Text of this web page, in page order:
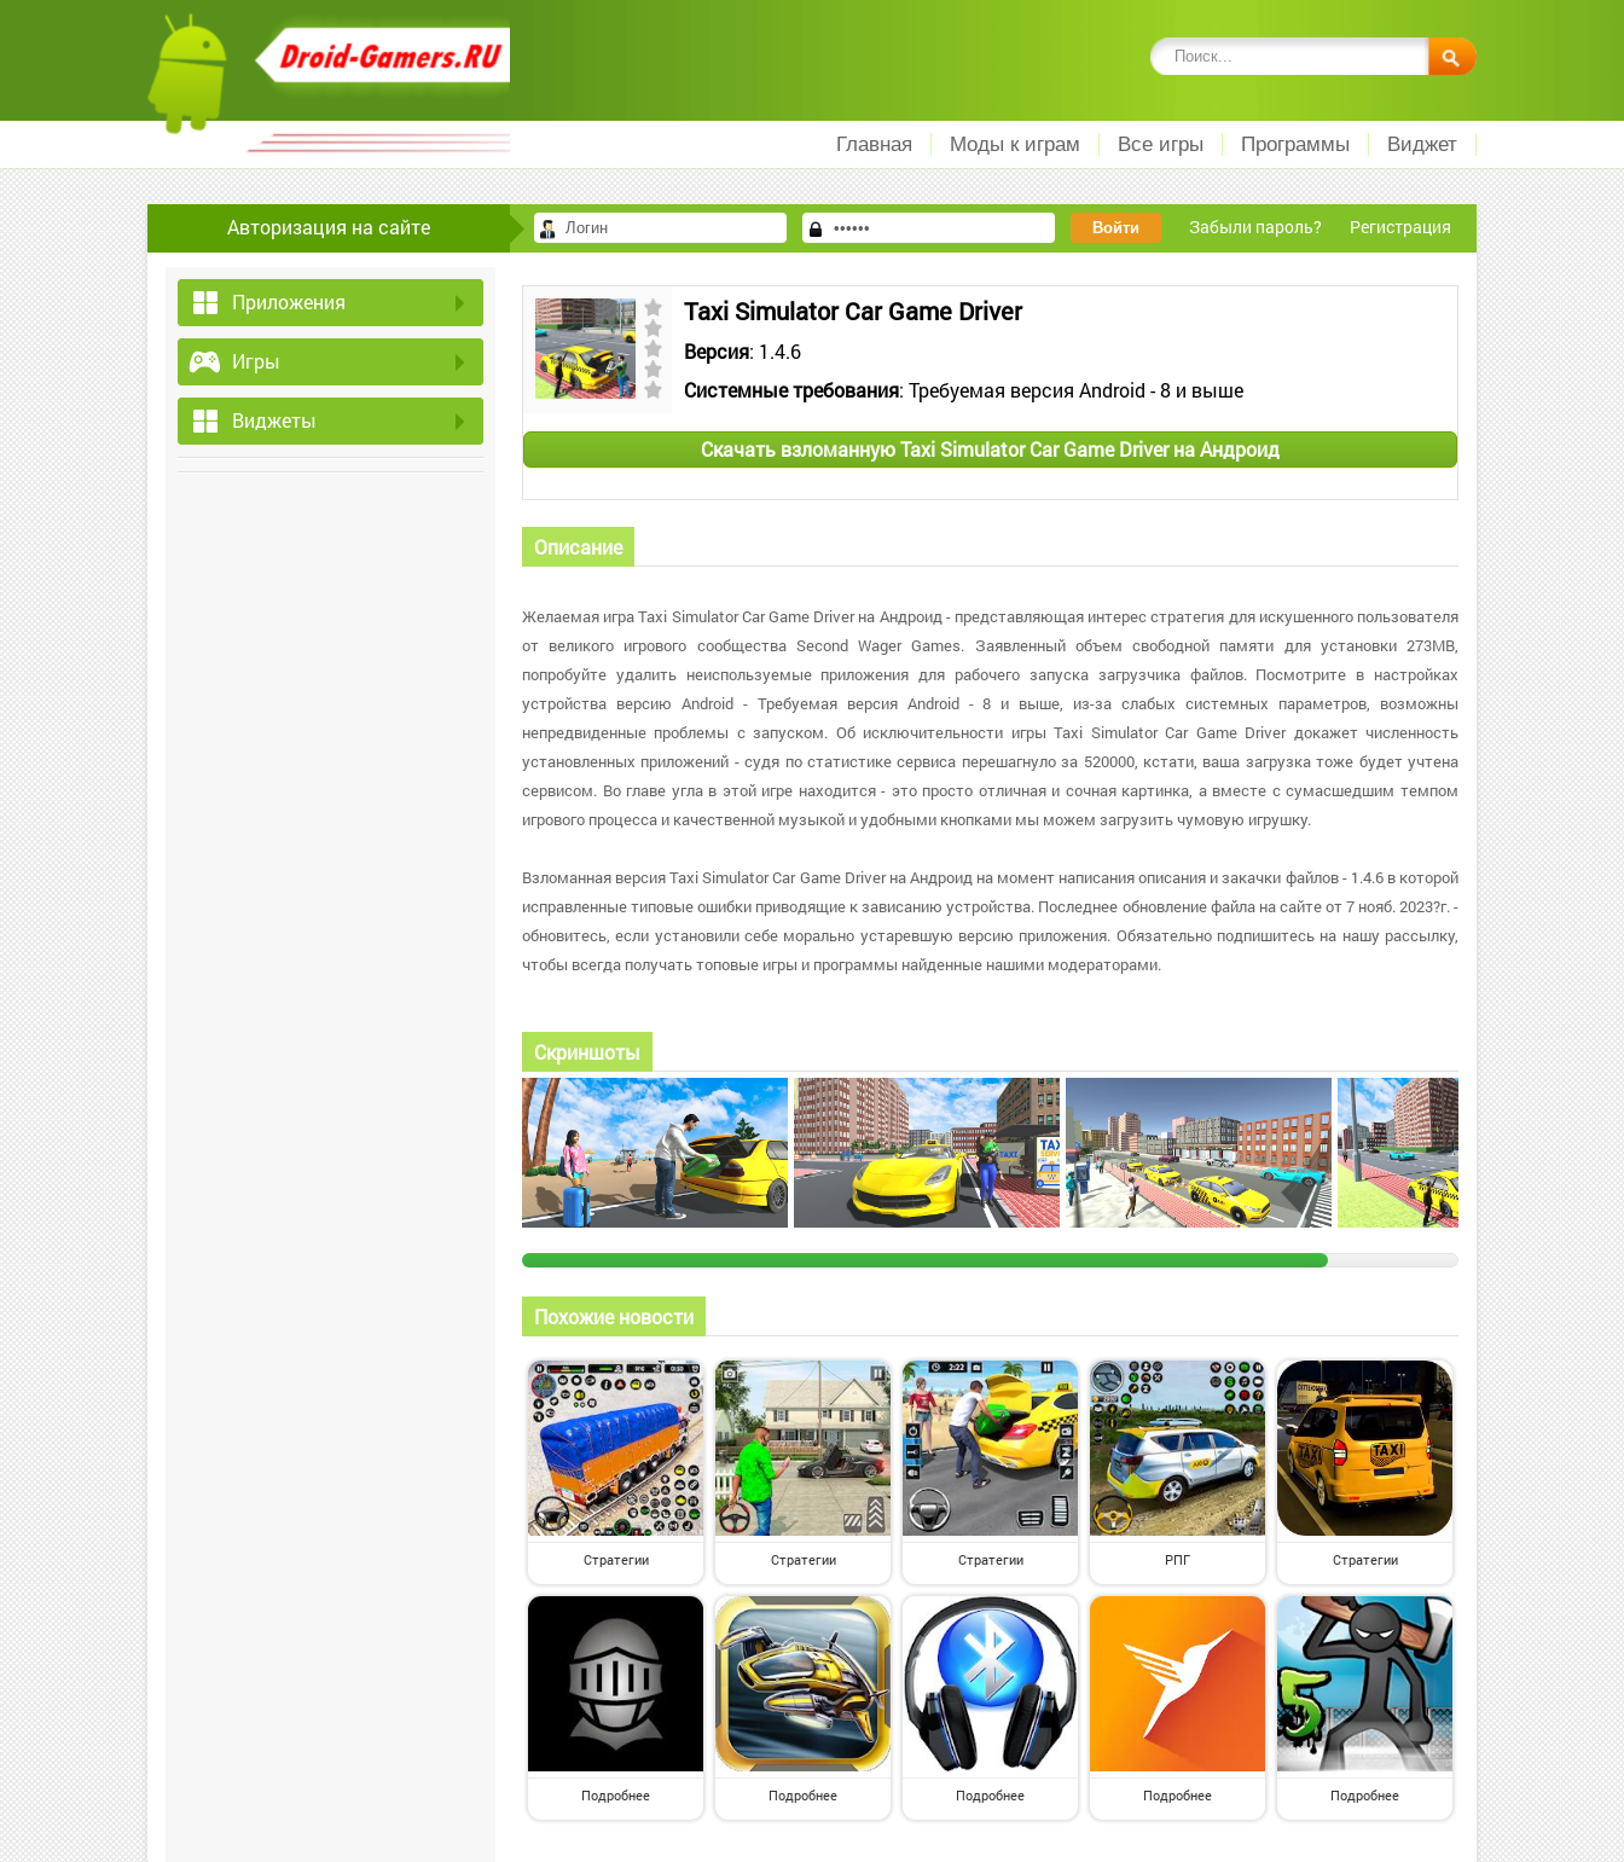
Главная Моды к играм Все игры Программы Виджет
Авторизация на сайте Забыли пароль? Регистрация
Приложения
Игры
Виджеты
Taxi Simulator Car Game Driver
Версия: 1.4.6
Системные требования: Требуемая версия Android - 8 и выше
Скачать взломанную Taxi Simulator Car Game Driver на Андроид
Описание
Желаемая игра Taxi Simulator Car Game Driver на Андроид - представляющая интерес стратегия для искушенного пользователя
от великого игрового сообщества Second Wager Games. Заявленный объем свободной памяти для установки 273MB,
попробуйте удалить неиспользуемые приложения для рабочего запуска загрузчика файлов. Посмотрите в настройках
устройства версию Android - Требуемая версия Android - 8 и выше, из-за слабых системных параметров, возможны
непредвиденные проблемы с запуском. Об исключительности игры Taxi Simulator Car Game Driver докажет численность
установленных приложений - судя по статистике сервиса перешагнуло за 520000, кстати, ваша загрузка тоже будет учтена
сервисом. Во главе угла в этой игре находится - это просто отличная и сочная картинка, а вместе с сумасшедшим темпом
игрового процесса и качественной музыкой и удобными кнопками мы можем загрузить чумовую игрушку.
Взломанная версия Taxi Simulator Car Game Driver на Андроид на момент написания описания и закачки файлов - 1.4.6 в которой
исправленные типовые ошибки приводящие к зависанию устройства. Последнее обновление файла на сайте от 7 нояб. 2023?г. -
обновитесь, если установили себе морально устаревшую версию приложения. Обязательно подпишитесь на нашу рассылку,
чтобы всегда получать топовые игры и программы найденные нашими модераторами.
Скриншоты
Похожие новости
Стратегии Стратегии Стратегии РПГ Стратегии
Подробнее Подробнее Подробнее Подробнее Подробнее